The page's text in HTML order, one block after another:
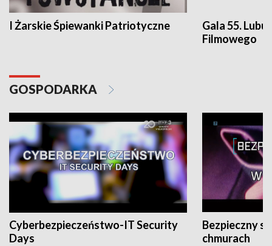
I Żarskie Śpiewanki Patriotyczne
Gala 55.
Filmowego
GOSPODARKA
Cyberbezpieczeństwo-IT Security
Days
Bezpieczny
chmurach